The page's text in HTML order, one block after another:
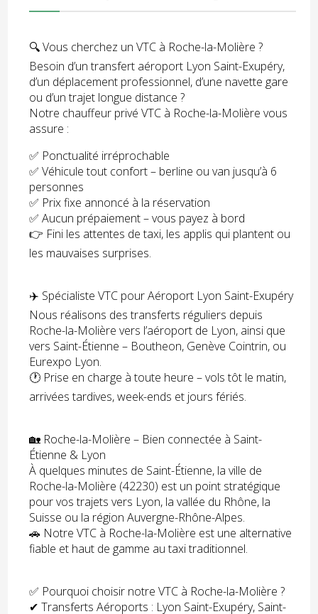
🔍 Vous cherchez un VTC à Roche-la-Molière ?
Besoin d’un transfert aéroport Lyon Saint-Exupéry,
d’un déplacement professionnel, d’une navette gare
ou d’un trajet longue distance ?
Notre chauffeur privé VTC à Roche-la-Molière vous
assure :
✅ Ponctualité irréprochable
✅ Véhicule tout confort – berline ou van jusqu’à 6
personnes
✅ Prix fixe annoncé à la réservation
✅ Aucun prépaiement – vous payez à bord
👉 Fini les attentes de taxi, les applis qui plantent ou
les mauvaises surprises.
✈️ Spécialiste VTC pour Aéroport Lyon Saint-Exupéry
Nous réalisons des transferts réguliers depuis
Roche-la-Molière vers l’aéroport de Lyon, ainsi que
vers Saint-Étienne – Boutheon, Genève Cointrin, ou
Eurexpo Lyon.
🕐 Prise en charge à toute heure – vols tôt le matin,
arrivées tardives, week-ends et jours fériés.
🏡 Roche-la-Molière – Bien connectée à Saint-
Étienne & Lyon
À quelques minutes de Saint-Étienne, la ville de
Roche-la-Molière (42230) est un point stratégique
pour vos trajets vers Lyon, la vallée du Rhône, la
Suisse ou la région Auvergne-Rhône-Alpes.
🚗 Notre VTC à Roche-la-Molière est une alternative
fiable et haut de gamme au taxi traditionnel.
✅ Pourquoi choisir notre VTC à Roche-la-Molière ?
✔ Transferts Aéroports : Lyon Saint-Exupéry, Saint-